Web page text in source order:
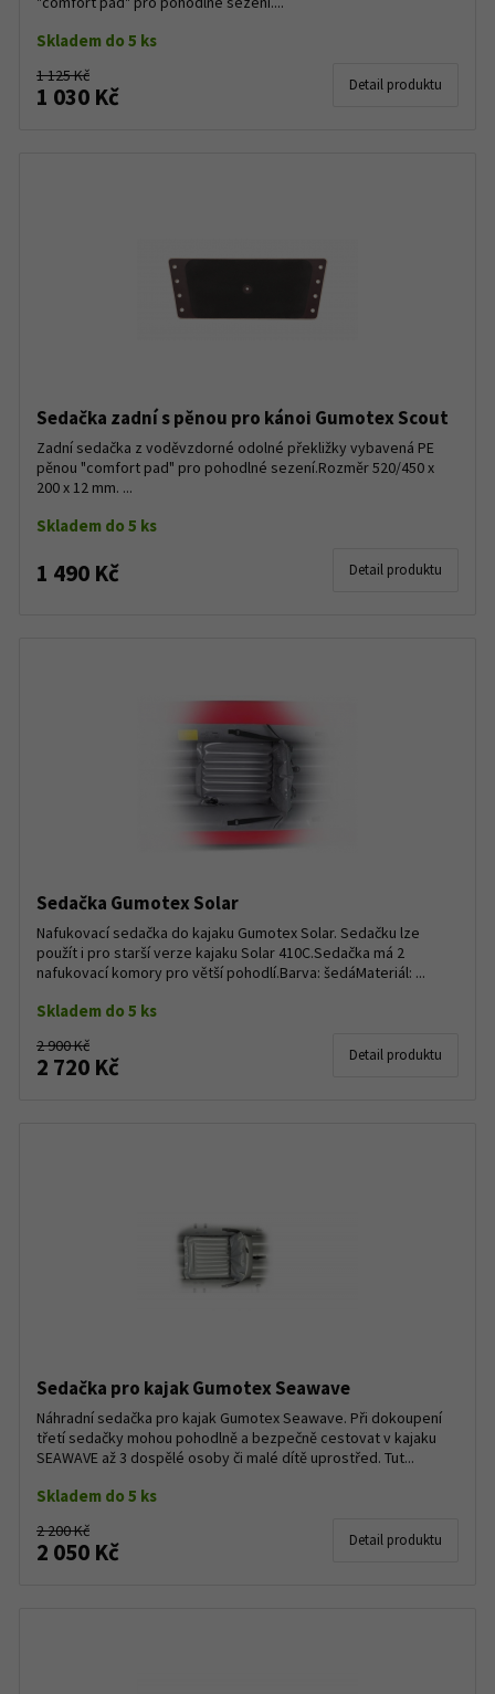
Skladem do 5 ks
1 125 Kč
1 030 Kč Detail produktu
Sedačka zadní s pěnou pro kánoi Gumotex Scout
Zadní sedačka z voděvzdorné odolné překližky vybavená PE
pěnou "comfort pad" pro pohodlné sezení.Rozměr 520/450 x
200 x 12 mm. ...
Skladem do 5 ks
1 490 Kč Detail produktu
Sedačka Gumotex Solar
Nafukovací sedačka do kajaku Gumotex Solar. Sedačku lze
použít i pro starší verze kajaku Solar 410C.Sedačka má 2
nafukovací komory pro větší pohodlí.Barva: šedáMateriál: ...
Skladem do 5 ks
2 900 Kč
2 720 Kč Detail produktu
Sedačka pro kajak Gumotex Seawave
Náhradní sedačka pro kajak Gumotex Seawave. Při dokoupení
třetí sedačky mohou pohodlně a bezpečně cestovat v kajaku
SEAWAVE až 3 dospělé osoby či malé dítě uprostřed. Tut...
Skladem do 5 ks
2 200 Kč
2 050 Kč Detail produktu